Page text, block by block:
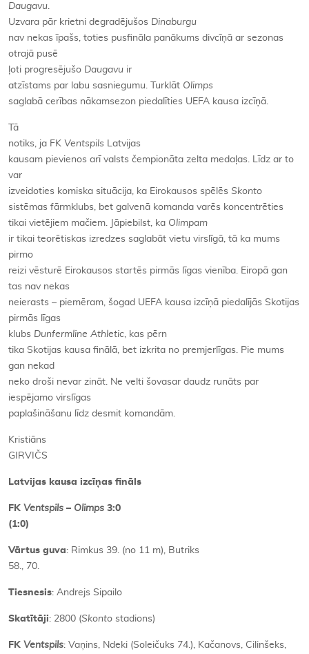
Daugavu.
Uzvara pār krietni degradējušos Dinaburgu
nav nekas īpašs, toties pusfināla panākums divcīņā ar sezonas
otrajā pusē
ļoti progresējušo Daugavu ir
atzīstams par labu sasniegumu. Turklāt Olimps
saglabā cerības nākamsezon piedalīties UEFA kausa izcīņā.
Tā
notiks, ja FK Ventspils Latvijas
kausam pievienos arī valsts čempionāta zelta medaļas. Līdz ar to
var
izveidoties komiska situācija, ka Eirokausos spēlēs Skonto
sistēmas fārmklubs, bet galvenā komanda varēs koncentrēties
tikai vietējiem mačiem. Jāpiebilst, ka Olimpam
ir tikai teorētiskas izredzes saglabāt vietu virslīgā, tā ka mums
pirmo
reizi vēsturē Eirokausos startēs pirmās līgas vienība. Eiropā gan
tas nav nekas
neierasts – piemēram, šogad UEFA kausa izcīņā piedalījās Skotijas
pirmās līgas
klubs Dunfermline Athletic, kas pērn
tika Skotijas kausa finālā, bet izkrita no premjerlīgas. Pie mums
gan nekad
neko droši nevar zināt. Ne velti šovasar daudz runāts par
iespējamo virslīgas
paplašināšanu līdz desmit komandām.
Kristiāns
GIRVIČS
Latvijas kausa izcīņas fināls
FK Ventspils – Olimps 3:0
(1:0)
Vārtus guva: Rimkus 39. (no 11 m), Butriks
58., 70.
Tiesnesis: Andrejs Sipailo
Skatītāji: 2800 (Skonto stadions)
FK Ventspils: Vaņins, Ndeki (Soleičuks 74.), Kačanovs, Cilinšeks,